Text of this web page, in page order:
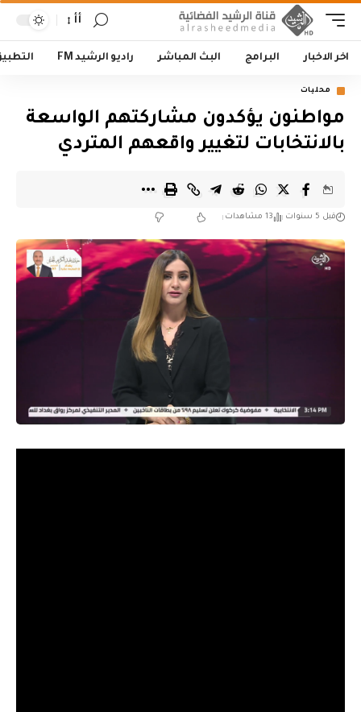
أأ
اخر الاخبار البرامج البث المباشر راديو الرشيد FM
محليات
مواطنون يؤكدون مشاركتهم الواسعة
بالانتخابات لتغيير واقعهم المتردي
قبل 5 سنوات 13 مشاهدات